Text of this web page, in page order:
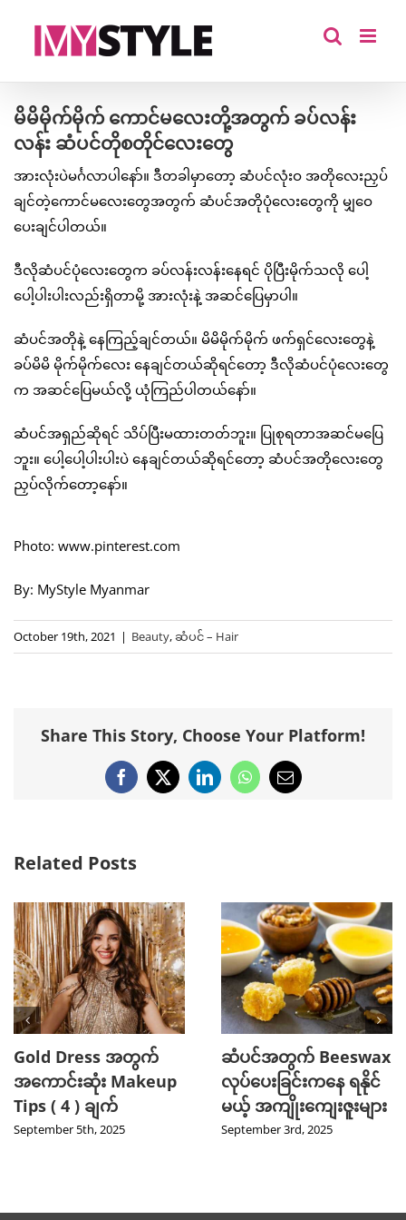
မိမိမိုက်မိုက် ကောင်မလေးတို့အတွက် ခပ်လန်း
လန်း ဆံပင်တိုစတိုင်လေးတွေ
အားလုံးပဲမင်္ဂလာပါနော်။ ဒီတခါမှာတော့ ဆံပင်လုံးဝ အတိုလေးညှပ်
ချင်တဲ့ကောင်မလေးတွေအတွက် ဆံပင်အတိုပုံလေးတွေကို မျှဝေ
ပေးချင်ပါတယ်။
ဒီလိုဆံပင်ပုံလေးတွေက ခပ်လန်းလန်းနေရင် ပိုပြီးမိုက်သလို ပေါ့
ပေါ့ပါးပါးလည်းရှိတာမို့ အားလုံးနဲ့ အဆင်ပြေမှာပါ။
ဆံပင်အတိုနဲ့ နေကြည့်ချင်တယ်။ မိမိမိုက်မိုက် ဖက်ရှင်လေးတွေနဲ့
ခပ်မိမိ မိုက်မိုက်လေး နေချင်တယ်ဆိုရင်တော့ ဒီလိုဆံပင်ပုံလေးတွေ
က အဆင်ပြေမယ်လို့ ယုံကြည်ပါတယ်နော်။
ဆံပင်အရှည်ဆိုရင် သိပ်ပြီးမထားတတ်ဘူး။ ပြုစုရတာအဆင်မပြေ
ဘူး။ ပေါ့ပေါ့ပါးပါးပဲ နေချင်တယ်ဆိုရင်တော့ ဆံပင်အတိုလေးတွေ
ညှပ်လိုက်တော့နော်။
Photo: www.pinterest.com
By: MyStyle Myanmar
October 19th, 2021 | Beauty,ဆံပင် – Hair
Share This Story, Choose Your Platform!
Facebook
X LinkedInWhatsApp
Email
Related Posts
Gold Dress အတွက်
အကောင်းဆုံး Makeup
Tips ( 4 ) ချက်
September 5th, 2025
ဆံပင်အတွက် Beeswax
လုပ်ပေးခြင်းကနေ ရနိုင်
မယ့် အကျိုးကျေးဇူးများ
September 3rd, 2025